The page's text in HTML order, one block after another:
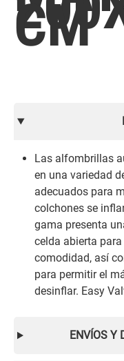
CM
Las alfombrillas
en una variedad
adecuados para
colchones se
gama presenta
celda abierta
comodidad, así
para permitir el
desinflar. Easy
ENVÍOS Y